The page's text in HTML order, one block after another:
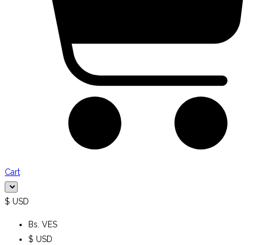
Cart
$ USD
Bs. VES
$ USD